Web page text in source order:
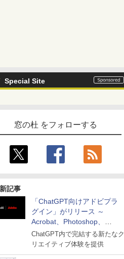
Special Site
窓の杜 をフォローする
記事
「ChatGPT向けアドビプラ
グイン」がリリース ～
Acrobat、Photoshop、
Premiereなどの機能を1つの
プラグインに統合
ChatGPT内で完結する新たなク
リエイティブ体験を提供